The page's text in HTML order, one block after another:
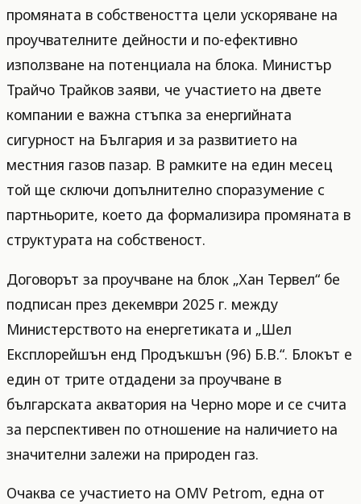
промяната в собствеността цели ускоряване на
проучвателните дейности и по-ефективно
използване на потенциала на блока. Министър
Трайчо Трайков заяви, че участието на двете
компании е важна стъпка за енергийната
сигурност на България и за развитието на
местния газов пазар. В рамките на един месец
той ще сключи допълнително споразумение с
партньорите, което да формализира промяната в
структурата на собственост.
Договорът за проучване на блок „Хан Тервел“ бе
подписан през декември 2025 г. между
Министерството на енергетиката и „Шел
Експлорейшън енд Продъкшън (96) Б.В.“. Блокът е
един от трите отдадени за проучване в
българската акватория на Черно море и се счита
за перспективен по отношение на наличието на
значителни залежи на природен газ.
Очаква се участието на OMV Petrom, една от